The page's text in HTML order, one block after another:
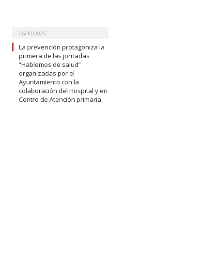
06/10/2025
La prevención protagoniza la
primera de las jornadas
“Hablemos de salud”
organizadas por el
Ayuntamiento con la
colaboración del Hospital y en
Centro de Atención primaria